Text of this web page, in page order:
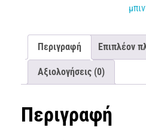
Περιγραφή Επιπλέον
Αξιολογήσεις (0)
Περιγραφή